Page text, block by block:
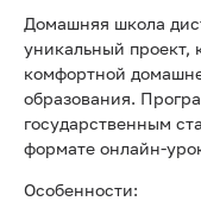
Домашняя школа
уникальный проект,
комфортной
образования.
государственным
формате онлайн-
Особенности: